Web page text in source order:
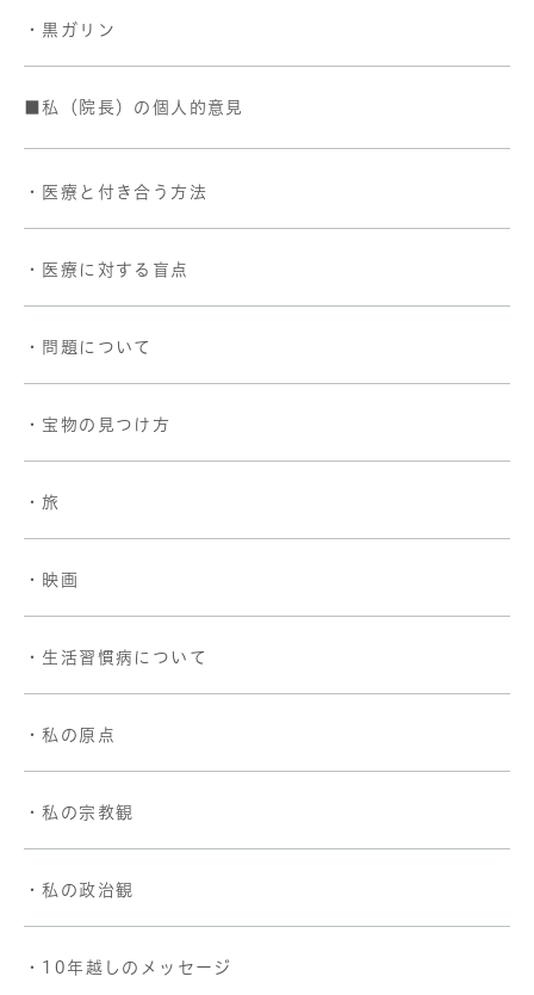
・黒ガリン
■私（院長）の個人的意見
・医療と付き合う方法
・医療に対する盲点
・問題について
・宝物の見つけ方
・旅
・映画
・生活習慣病について
・私の原点
・私の宗教観
・私の政治観
・10年越しのメッセージ